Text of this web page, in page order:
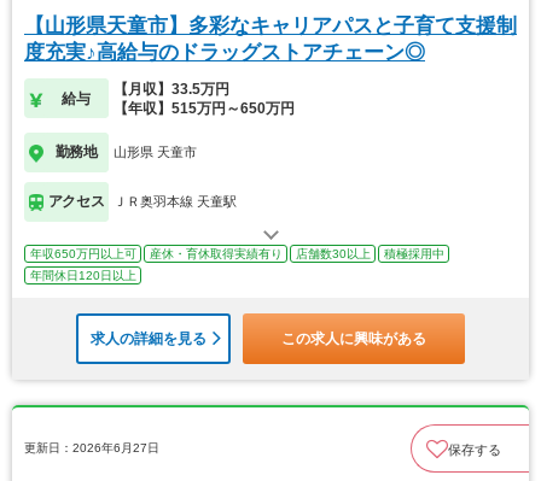
【山形県天童市】多彩なキャリアパスと子育て支援制
度充実♪高給与のドラッグストアチェーン◎
給与
【月収】33.5万円
【年収】515万円～650万円
勤務地 山形県 天童市
アクセス ＪＲ奥羽本線 天童駅
年収650万円以上可 産休・育休取得実績有り 店舗数30以上
積極採用中
年間休日120日以上
求人の詳細を見る この求人に興味がある
更新日：2026年6月27日 保存する